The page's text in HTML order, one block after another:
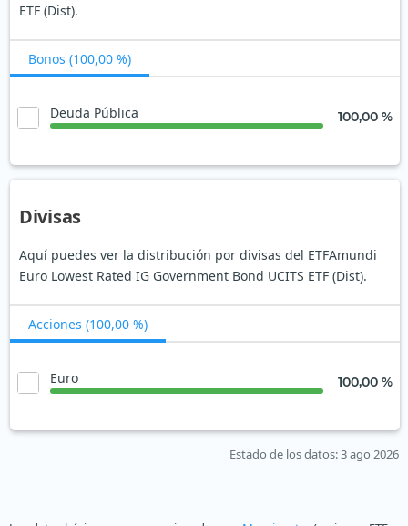
ETF (Dist).
Bonos (100,00 %)
Deuda Pública 100,00 %
Divisas
Aquí puedes ver la distribución por divisas del ETFAmundi
Euro Lowest Rated IG Government Bond UCITS ETF (Dist).
Acciones (100,00 %)
Euro 100,00 %
Estado de los datos: 3 ago 2026